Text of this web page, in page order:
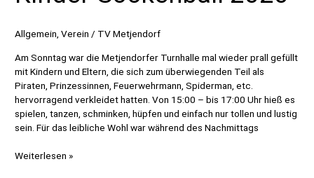
Allgemein ,Verein / TV Metjendorf
Am Sonntag war die Metjendorfer Turnhalle mal wieder prall gefüllt
mit Kindern und Eltern, die sich zum überwiegenden Teil als
Piraten, Prinzessinnen, Feuerwehrmann, Spiderman, etc.
hervorragend verkleidet hatten. Von 15:00 – bis 17:00 Uhr hieß es
spielen, tanzen, schminken, hüpfen und einfach nur tollen und lustig
sein. Für das leibliche Wohl war während des Nachmittags
Kinder-
Weiterlesen »